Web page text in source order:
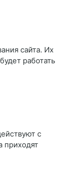
сайта. Их
работать
с
приходят